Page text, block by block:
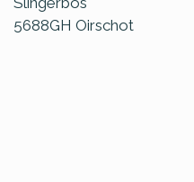
5688GH Oirschot